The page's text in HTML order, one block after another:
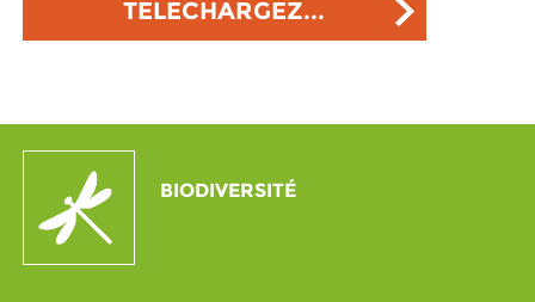
TELECHARGEZ...
BIODIVERSITÉ